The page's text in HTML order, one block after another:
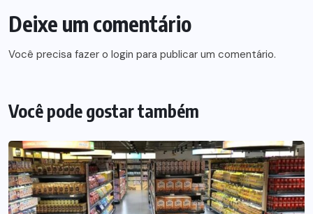
Deixe um comentário
Você precisa fazer o login para publicar um comentário.
Você pode gostar também